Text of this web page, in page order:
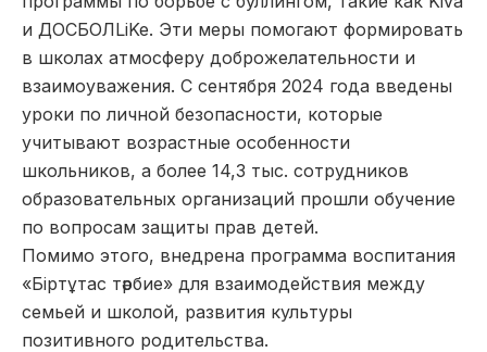
и ДОСБОЛLiKe. Эти меры помогают формировать
в школах атмосферу доброжелательности и
взаимоуважения. С сентября 2024 года введены
уроки по личной безопасности, которые
учитывают возрастные особенности
школьников, а более 14,3 тыс. сотрудников
образовательных организаций прошли обучение
по вопросам защиты прав детей.
Помимо этого, внедрена программа воспитания
«Біртұтас тәрбие» для взаимодействия между
семьей и школой, развития культуры
позитивного родительства.